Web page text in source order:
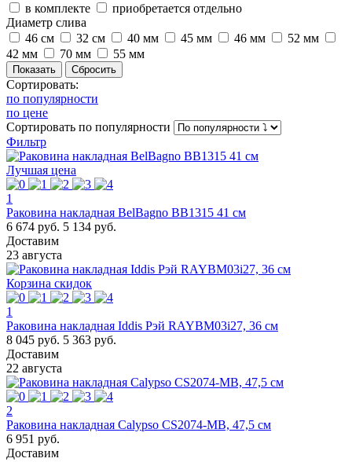
в комплекте
приобретается отдельно
Диаметр слива
46 см
32 см 40 мм 45 мм 46 мм
52 мм
42 мм
70 мм 55 мм
Сортировать:
по популярности
по цене
Сортировать по популярности
Фильтр
Лучшая цена
1
Раковина накладная BelBagno BB1315 41 см
6 674 руб. 5 134 руб.
Доставим
23 августа
Корзина скидок
1
Раковина накладная Iddis Рэй RAYBM03i27, 36 см
8 045 руб. 5 363 руб.
Доставим
22 августа
2
Раковина накладная Calypso CS2074-MB, 47,5 см
6 951 руб.
Доставим